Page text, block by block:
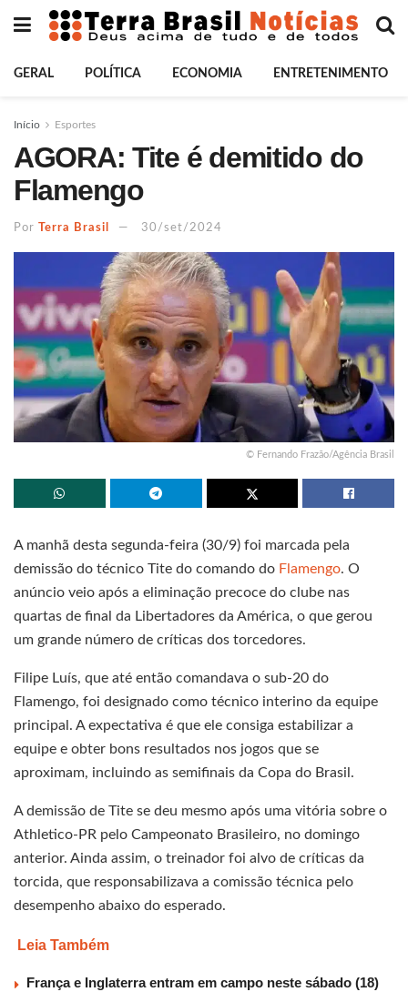
GERAL POLÍTICA ECONOMIA ENTRETENIMENTO
Início Esportes
AGORA: Tite é demitido do
Flamengo
Por Terra Brasil 30/set/2024
© Fernando Frazão/Agência Brasil
A manhã desta segunda-feira (30/9) foi marcada pela
demissão do técnico Tite do comando do Flamengo. O
anúncio veio após a eliminação precoce do clube nas
quartas de final da Libertadores da América, o que gerou
um grande número de críticas dos torcedores.
Filipe Luís, que até então comandava o sub-20 do
Flamengo, foi designado como técnico interino da equipe
principal. A expectativa é que ele consiga estabilizar a
equipe e obter bons resultados nos jogos que se
aproximam, incluindo as semifinais da Copa do Brasil.
A demissão de Tite se deu mesmo após uma vitória sobre o
Athletico-PR pelo Campeonato Brasileiro, no domingo
anterior. Ainda assim, o treinador foi alvo de críticas da
torcida, que responsabilizava a comissão técnica pelo
desempenho abaixo do esperado.
Leia Também
França e Inglaterra entram em campo neste sábado (18)